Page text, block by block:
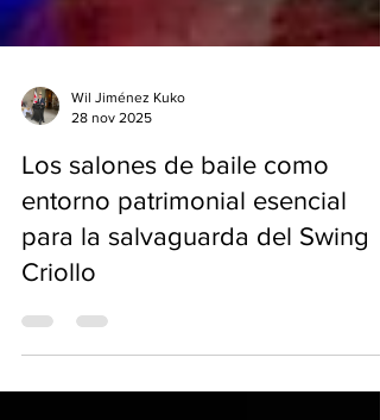
Wil Jiménez Kuko
28 nov 2025
Los salones de baile como
entorno patrimonial esencial
Criollo